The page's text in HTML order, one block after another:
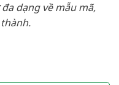
dạng về mẫu mã,